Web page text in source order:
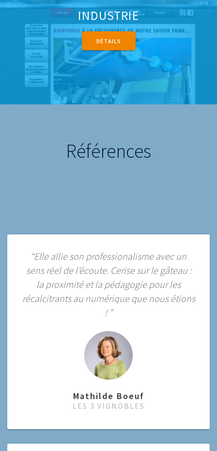
INDUSTRIE
DÉTAILS
Références
“Elle allie son professionalisme avec un
sens réel de l’écoute. Cerise sur le gâteau :
la proximité et la pédagogie pour les
récalcitrants au numérique que nous étions
! ”
Mathilde Boeuf
LES 3 VIGNOBLES